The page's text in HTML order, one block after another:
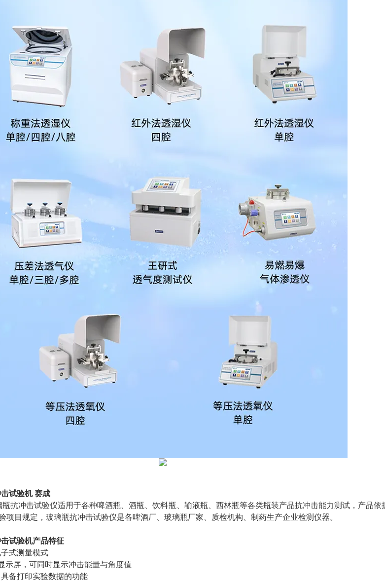
试验机 赛成
冲击试验仪适用于各种啤酒瓶、酒瓶、饮料瓶、输液瓶、西林瓶等各类瓶装产品抗冲击能力测试，产品依
项目规定，玻璃瓶抗冲击试验仪是各啤酒厂、玻璃瓶厂家、质检机构、制药生产企业检测仪器。
试验机产品特征
式测量模式
屏，可同时显示冲击能量与角度值
打印实验数据的功能